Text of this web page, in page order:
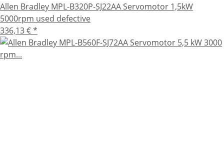
Allen Bradley MPL-B320P-SJ22AA Servomotor 1,5kW
5000rpm used defective
336,13 €*